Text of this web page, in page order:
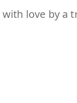
love by a